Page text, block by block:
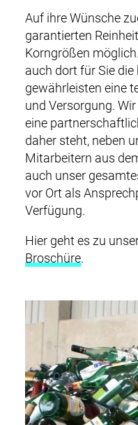
Auf ihre Wünsche
garantierten
Korngrößen
auch dort für Sie
gewährleisten eine
und Versorgung.
eine
daher steht, neben
Mitarbeitern aus
auch unser
vor Ort als
Verfügung.
Hier geht es zu
Broschüre.